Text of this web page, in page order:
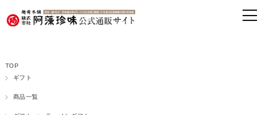
TOP
ギフト
商品一覧